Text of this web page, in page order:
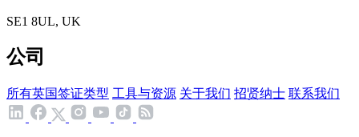
SE1 8UL, UK
公司
所有英国签证类型 工具与资源 关于我们 招贤纳士 联系我们